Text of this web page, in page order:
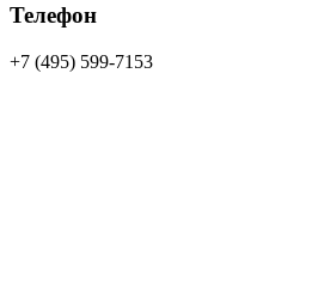
Телефон
+7 (495) 599-7153